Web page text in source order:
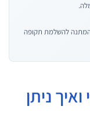
מעבר בין קבוצות של 5 שנים, והמתנה להשלמת תקופה
ניתן